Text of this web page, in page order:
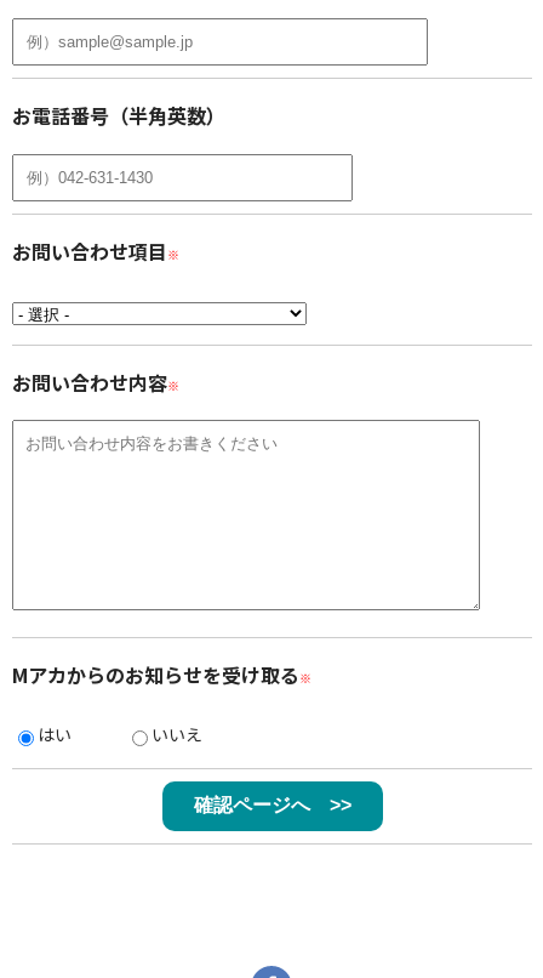
お電話番号（半角英数）
お問い合わせ項目 ※
お問い合わせ内容※
Mアカからのお知らせを受け取る ※
はい いいえ